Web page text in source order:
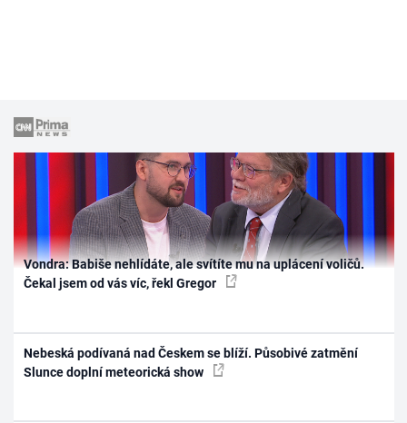
Vondra: Babiše nehlídáte, ale svítíte mu na uplácení voličů.
Čekal jsem od vás víc, řekl Gregor
Nebeská podívaná nad Českem se blíží. Působivé zatmění
Slunce doplní meteorická show